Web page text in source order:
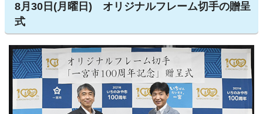
8月30日(月曜日) オリジナルフレーム切手の贈呈
式